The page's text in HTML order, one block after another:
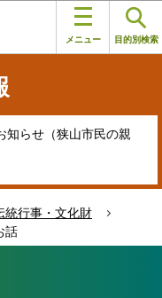
メニュー 目的別検索
知らせ（狭山市民の親
統行事・文化財
話